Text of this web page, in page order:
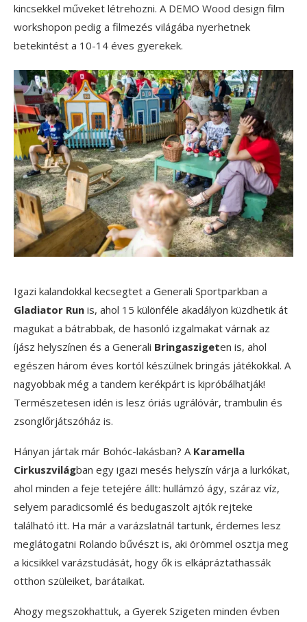
kincsekkel műveket létrehozni. A DEMO Wood design film
workshopon pedig a filmezés világába nyerhetnek
betekintést a 10-14 éves gyerekek.
Igazi kalandokkal kecsegtet a Generali Sportparkban a
Gladiator Run is, ahol 15 különféle akadályon küzdhetik át
magukat a bátrabbak, de hasonló izgalmakat várnak az
íjász helyszínen és a Generali Bringaszigeten is, ahol
egészen három éves kortól készülnek bringás játékokkal. A
nagyobbak még a tandem kerékpárt is kipróbálhatják!
Természetesen idén is lesz óriás ugrálóvár, trambulin és
zsonglőrjátszóház is.
Hányan jártak már Bohóc-lakásban? A Karamella
Cirkuszvilágban egy igazi mesés helyszín várja a lurkókat,
ahol minden a feje tetejére állt: hullámzó ágy, száraz víz,
selyem paradicsomlé és bedugaszolt ajtók rejteke
található itt. Ha már a varázslatnál tartunk, érdemes lesz
meglátogatni Rolando bűvészt is, aki örömmel osztja meg
a kicsikkel varázstudását, hogy ők is elkápráztathassák
otthon szüleiket, barátaikat.
Ahogy megszokhattuk, a Gyerek Szigeten minden évben